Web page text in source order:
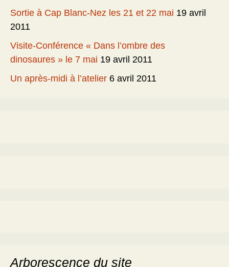
Sortie à Cap Blanc-Nez les 21 et 22 mai 19 avril
2011
Visite-Conférence « Dans l’ombre des
dinosaures » le 7 mai 19 avril 2011
Un après-midi à l’atelier 6 avril 2011
Arborescence du site